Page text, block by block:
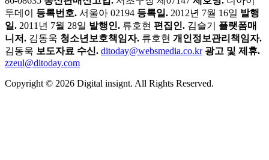
투데이
등록번호. 서울아 02194 등록일. 2012년 7월 16일 발행
일. 2011년 7월 28일 발행인. 류호현 편집인. 김슬기
플랫폼매
니저. 김동욱 청소년보호책임자. 류호현 개인정보관리책임자.
김동욱 보도자료 수신. ditoday@websmedia.co.kr 광고 및 제휴.
zzeul@ditoday.com
Copyright © 2026 Digital insignt. All Rights Reserved.